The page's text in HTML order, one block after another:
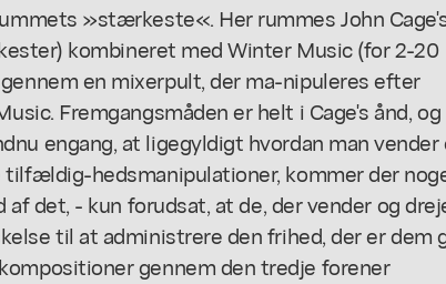
»stærkeste«. Her rummes John
kombineret med Winter Music (for 2-20
en mixerpult, der ma-nipuleres efter
Fremgangsmåden er helt i Cage's ånd, og
engang, at ligegyldigt hvordan man vender
tilfældig-hedsmanipulationer, kommer der
det, - kun forudsat, at de, der vender og
til at administrere den frihed, der er dem
gennem den tredje forener